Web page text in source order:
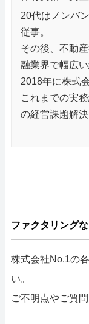
20代はノンバ
従事。
その後、不動
融業界で幅広い
2018年に株式
これまでの実
の経営課題解
ファクタリング
株式会社No.1の
い。
ご不明点やご質